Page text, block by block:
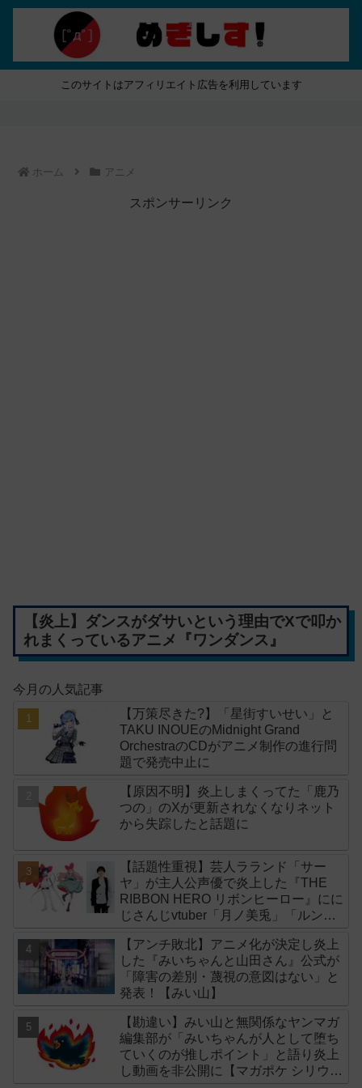
このサイトはアフィリエイト広告を利用しています
ホーム アニメ
スポンサーリンク
【炎上】ダンスがダサいという理由でXで叩か
れまくっているアニメ『ワンダンス』
今月の人気記事
【万策尽きた?】「星街すいせい」と
TAKU INOUEのMidnight Grand
OrchestraのCDがアニメ制作の進行問
題で発売中止に
【原因不明】炎上しまくってた「鹿乃
つの」のXが更新されなくなりネット
から失踪したと話題に
【話題性重視】芸人ラランド「サー
ヤ」が主人公声優で炎上した『THE
RIBBON HERO リボンヒーロー』にに
じさんじvtuber「月ノ美兎」「ルンル
【アンチ敗北】アニメ化が決定し炎上
した『みいちゃんと山田さん』公式が
「障害の差別・蔑視の意図はない」と
発表！【みい山】
【勘違い】みい山と無関係なヤンマガ
編集部が「みいちゃんが人として堕ち
ていくのが推しポイント」と語り炎上
し動画を非公開に【マガポケ シリウ